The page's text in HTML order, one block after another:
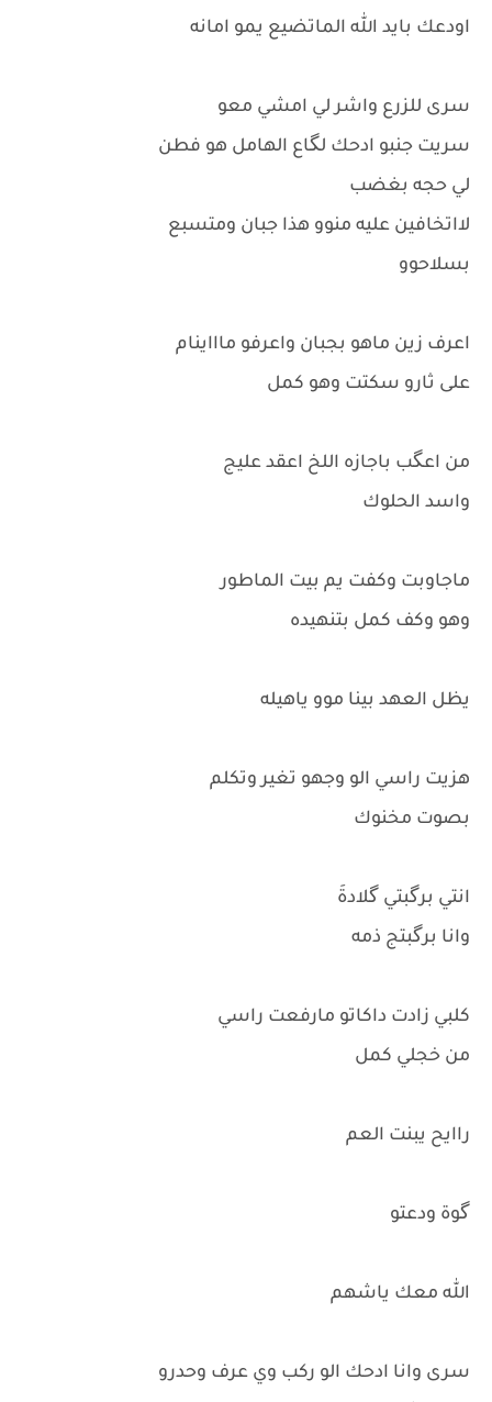
اودعك بايد الله الماتضيع يمو امانه
سرى للزرع واشر لي امشي معو
سريت جنبو ادحك لگاع الهامل هو فطن
لي حجه بغضب
لااتخافين عليه منوو هذا جبان ومتسبع
بسلاحوو
اعرف زين ماهو بجبان واعرفو ماااينام
على ثارو سكتت وهو كمل
من اعگب باجازه اللخ اعقد عليج
واسد الحلوك
ماجاوبت وكفت يم بيت الماطور
وهو وكف كمل بتنهيده
يظل العهد بينا موو ياهيله
هزيت راسي الو وجهو تغير وتكلم
بصوت مخنوك
انتي برگبتي گلادةَ
وانا برگبتج ذمه
كلبي زادت داكاتو مارفعت راسي
من خجلي كمل
راايح يبنت العم
گوة ودعتو
الله معك ياشهم
سرى وانا ادحك الو ركب وي عرف وحدرو